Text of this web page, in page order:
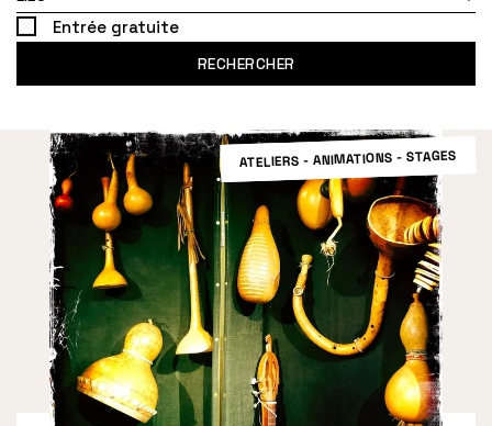
Entrée gratuite
RECHERCHER
ATELIERS - ANIMATIONS - STAGES